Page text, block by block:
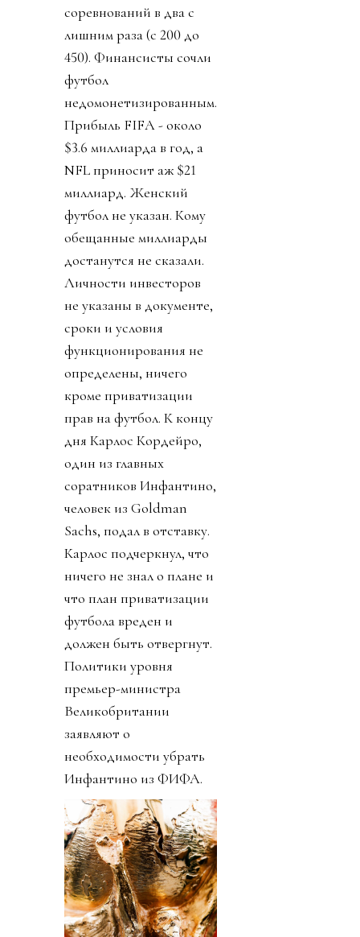
соревнований в два с
лишним раза (с 200 до
450). Финансисты сочли
футбол
недомонетизированным.
Прибыль FIFA - около
$3.6 миллиарда в год, а
NFL приносит аж $21
миллиард. Женский
футбол не указан. Кому
обещанные миллиарды
достанутся не сказали.
Личности инвесторов
не указаны в документе,
сроки и условия
функционирования не
определены, ничего
кроме приватизации
прав на футбол. К концу
дня Карлос Кордейро,
один из главных
соратников Инфантино,
человек из Goldman
Sachs, подал в отставку.
Карлос подчеркнул, что
ничего не знал о плане и
что план приватизации
футбола вреден и
должен быть отвергнут.
Политики уровня
премьер-министра
Великобритании
заявляют о
необходимости убрать
Инфантино из ФИФА.